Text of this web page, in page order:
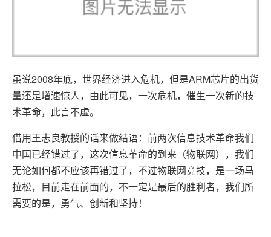
虽说2008年底，世界经济进入危机，但是ARM芯片的出货
量还是增速惊人，由此可见，一次危机，催生一次新的技
术革命，此言不虚。
借用王志良教授的话来做结语：前两次信息技术革命我们
中国已经错过了，这次信息革命的到来（物联网），我们
无论如何都不应该再错过了，不过物联网竞技，是一场马
拉松，目前走在前面的，不一定是最后的胜利者，我们所
需要的是，勇气、创新和坚持！